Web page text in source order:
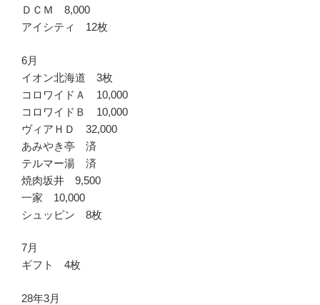
ＤＣＭ 8,000
アイシティ 12枚
6月
イオン北海道 3枚
コロワイドＡ 10,000
コロワイドＢ 10,000
ヴィアＨＤ 32,000
あみやき亭 済
テルマー湯 済
焼肉坂井 9,500
一家 10,000
シュッピン 8枚
7月
ギフト 4枚
28年3月